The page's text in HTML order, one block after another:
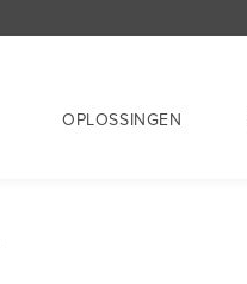
OPLOSSINGEN